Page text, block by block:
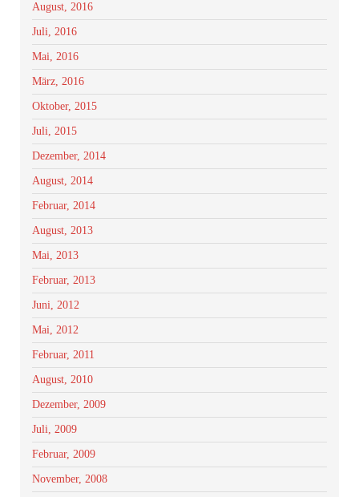
August, 2016
Juli, 2016
Mai, 2016
März, 2016
Oktober, 2015
Juli, 2015
Dezember, 2014
August, 2014
Februar, 2014
August, 2013
Mai, 2013
Februar, 2013
Juni, 2012
Mai, 2012
Februar, 2011
August, 2010
Dezember, 2009
Juli, 2009
Februar, 2009
November, 2008